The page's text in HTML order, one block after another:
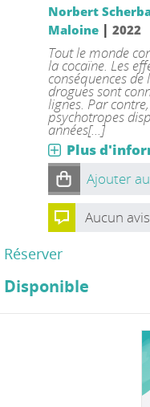
Norbert
Maloine| 2022
Tout le monde
la cocaïne. Les
conséquences
drogues sont
lignes. Par
psychotropes
années[...]
Plus
Ajouter
Aucun
Réserver
Disponible